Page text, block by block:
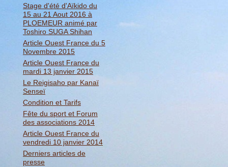
Stage d'été d'Aïkido du
15 au 21 Aout 2016 à
PLOEMEUR animé par
Toshiro SUGA Shihan
Article Ouest France du 5
Novembre 2015
Article Ouest France du
mardi 13 janvier 2015
Le Reigisaho par Kanaï
Senseï
Condition et Tarifs
Fête du sport et Forum
des associations 2014
Article Ouest France du
vendredi 10 janvier 2014
Derniers articles de
presse